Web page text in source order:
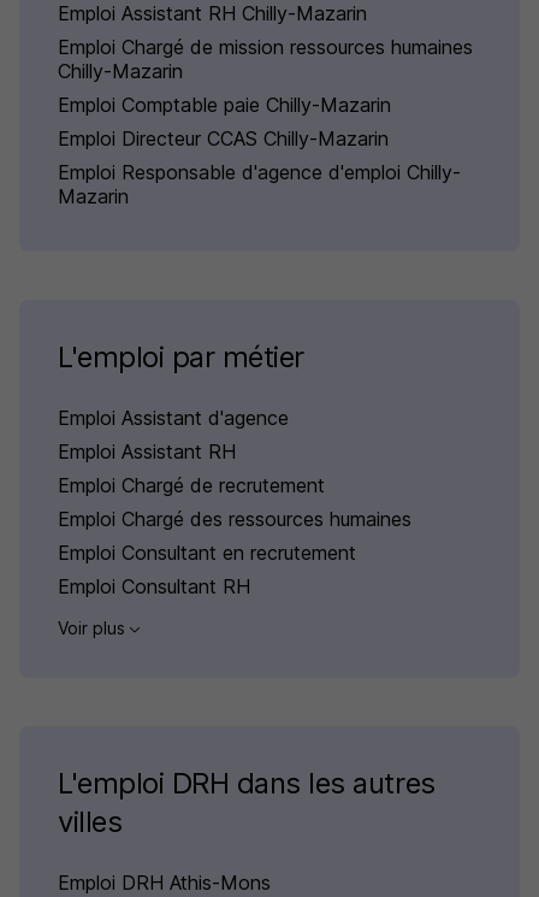
Emploi Assistant RH Chilly-Mazarin
Emploi Chargé de mission ressources humaines
Chilly-Mazarin
Emploi Comptable paie Chilly-Mazarin
Emploi Directeur CCAS Chilly-Mazarin
Emploi Responsable d'agence d'emploi Chilly-
Mazarin
L'emploi par métier
Emploi Assistant d'agence
Emploi Assistant RH
Emploi Chargé de recrutement
Emploi Chargé des ressources humaines
Emploi Consultant en recrutement
Emploi Consultant RH
Voir plus
L'emploi DRH dans les autres
villes
Emploi DRH Athis-Mons